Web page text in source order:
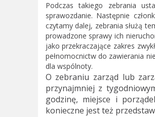
Podczas takiego zebrania
sprawozdanie. Następnie
czytamy dalej, zebrania służą
prowadzone sprawy ich
jako przekraczające zakres
pełnomocnictw do zawierania
dla wspólnoty.
O zebraniu zarząd lub
przynajmniej z
godzinę, miejsce i
konieczne jest też